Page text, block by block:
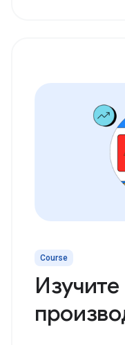
Course
Изучите